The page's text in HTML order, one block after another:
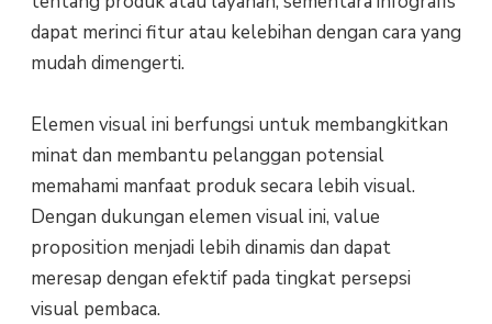
dapat merinci fitur atau kelebihan dengan cara yang
mudah dimengerti.
Elemen visual ini berfungsi untuk membangkitkan
minat dan membantu pelanggan potensial
memahami manfaat produk secara lebih visual.
Dengan dukungan elemen visual ini, value
proposition menjadi lebih dinamis dan dapat
meresap dengan efektif pada tingkat persepsi
visual pembaca.